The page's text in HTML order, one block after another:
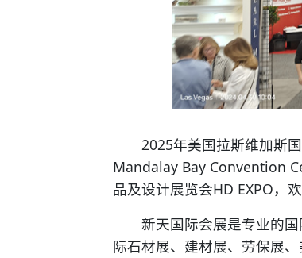
2025年美国拉斯维加斯国
Mandalay Bay Convention
品及设计展览会HD EXPO，
新天国际会展是专业的国
际石材展、建材展、劳保展